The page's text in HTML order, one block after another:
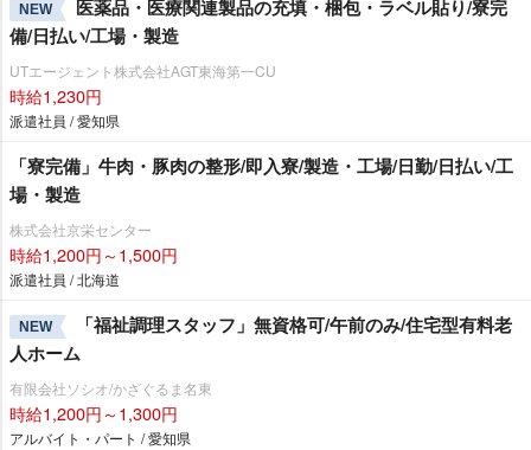
NEW
医薬品・医療関連製品の充填・梱包・ラベル貼り/寮完
備/日払い/工場・製造
UTエージェント株式会社AGT東海第一CU
時給1,230円
派遣社員 / 愛知県
「寮完備」牛肉・豚肉の整形/即入寮/製造・工場/日勤/日払い/工
場・製造
株式会社京栄センター
時給1,200円～1,500円
派遣社員 / 北海道
NEW
「福祉調理スタッフ」無資格可/午前のみ/住宅型有料老
人ホーム
有限会社ソシオ/かざぐるま名東
時給1,200円～1,300円
アルバイト・パート / 愛知県